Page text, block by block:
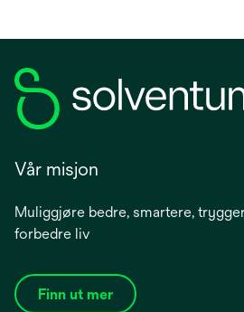
Vår misjon
Muliggjøre bedre, smartere,
forbedre liv
Finn ut mer